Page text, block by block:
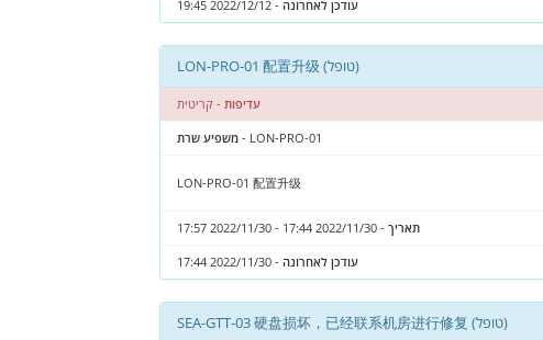
עודכן לאחרונה - 2022/12/12 19:45
LON-PRO-01 配置升级 (טופל)
עדיפות - קריטית
משפיע שרת- LON-PRO-01
LON-PRO-01 配置升级
תאריך - 2022/11/30 17:44 - 2022/11/30 17:57
עודכן לאחרונה - 2022/11/30 17:44
SEA-GTT-03 硬盘损坏，已经联系机房进行修复 (טופל)